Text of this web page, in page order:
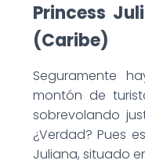
Princess
(Caribe)
Seguramente
montón de
sobrevolando
¿Verdad? Pues
Juliana, situado